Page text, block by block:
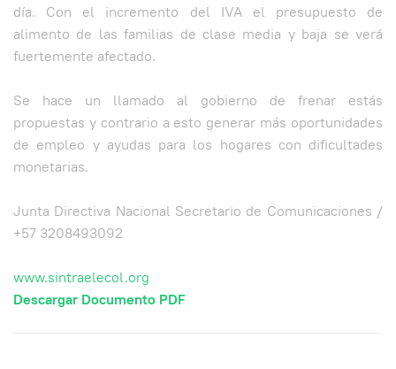
día. Con el incremento del IVA el presupuesto de
alimento de las familias de clase media y baja se verá
fuertemente afectado.
Se hace un llamado al gobierno de frenar estás
propuestas y contrario a esto generar más oportunidades
de empleo y ayudas para los hogares con dificultades
monetarias.
Junta Directiva Nacional Secretario de Comunicaciones /
+57 3208493092
www.sintraelecol.org
Descargar Documento PDF